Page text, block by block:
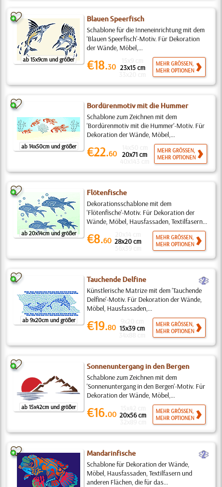
ab 15x9cm und größer
Blauen Speerfisch
Schablone für die Inneneinrichtung mit dem
'Blauen Speerfisch'-Motiv. Für Dekoration
der Wände, Möbel,...
€18.30 23x15 cm
MEHR GRÖSSEN,
MEHR OPTIONEN
ab 14x50cm und größer
Bordürenmotiv mit die Hummer
Schablone zum Zeichnen mit dem
'Bordürenmotiv mit die Hummer'-Motiv. Für
Dekoration der Wände, Möbel,...
€22.60 20x71 cm
MEHR GRÖSSEN,
MEHR OPTIONEN
ab 20x14cm und größer
Flötenfische
Dekorationsschablone mit dem
'Flötenfische'-Motiv. Für Dekoration der
Wände, Möbel, Hausfassaden, Textilfasern...
€8.60 28x20 cm
MEHR GRÖSSEN,
MEHR OPTIONEN
ab 9x20cm und größer
Tauchende Delfine b
Künstlerische Matrize mit dem 'Tauchende
Delfine'-Motiv. Für Dekoration der Wände,
Möbel, Hausfassaden,...
€19.80 15x39 cm
MEHR GRÖSSEN,
MEHR OPTIONEN
ab 15x42cm und größer
Sonnenuntergang in den Bergen
Schablone zum Zeichnen mit dem
'Sonnenuntergang in den Bergen'-Motiv. Für
Dekoration der Wände, Möbel,...
€16.00 20x56 cm
MEHR GRÖSSEN,
MEHR OPTIONEN
Mandarinfische b
Schablone für Dekoration der Wände,
Möbel, Hausfassaden, Textilfasern und
anderen Flächen, die für das...